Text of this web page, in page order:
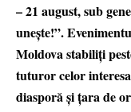
– 21 august, sub
unește!”.
Moldova stabiliți
tuturor celor
diasporă și țara de